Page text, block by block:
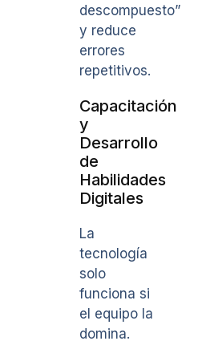
descompuesto”
y reduce
errores
repetitivos.
Capacitación
y
Desarrollo
de
Habilidades
Digitales
La
tecnología
solo
funciona si
el equipo la
domina.